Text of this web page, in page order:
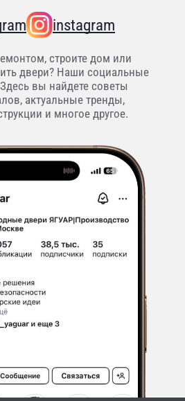
instagram
строите дом или
двери? Наши социальные
вы найдете советы
актуальные тренды,
и многое другое.